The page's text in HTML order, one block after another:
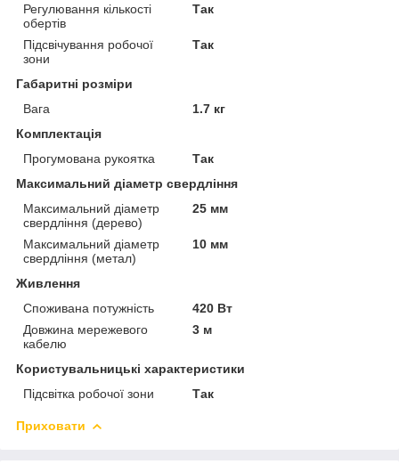
Регулювання кількості
обертів
Так
Підсвічування робочої
зони
Так
Габаритні розміри
Вага
1.7 кг
Комплектація
Прогумована рукоятка
Так
Максимальний діаметр свердління
Максимальний діаметр
свердління (дерево)
25 мм
Максимальний діаметр
свердління (метал)
10 мм
Живлення
Споживана потужність
420 Вт
Довжина мережевого
кабелю
3 м
Користувальницькі характеристики
Підсвітка робочої зони
Так
Приховати